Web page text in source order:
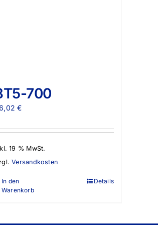
700
€
19 % MwSt.
Versandkosten
In den
Warenkorb
Details